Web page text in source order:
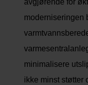
avgjørende for
moderniseringen
minimalisere
ikke minst støtter